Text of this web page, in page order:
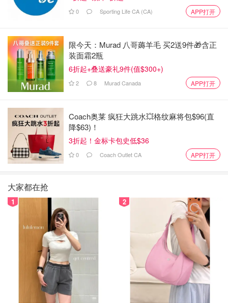
0 Sporting Life CA (CA) APP打开
限今天：Murad 八哥薅羊毛 买2送9件🎁含正
装面霜2瓶
6折起+叠送豪礼9件(值$300+)
2 8 Murad Canada APP打开
Coach奥莱 疯狂大跳水💥格纹麻将包$96(直
降$63)！
3折起！金标卡包史低$36
0 Coach Outlet CA APP打开
大家都在抢
1 2